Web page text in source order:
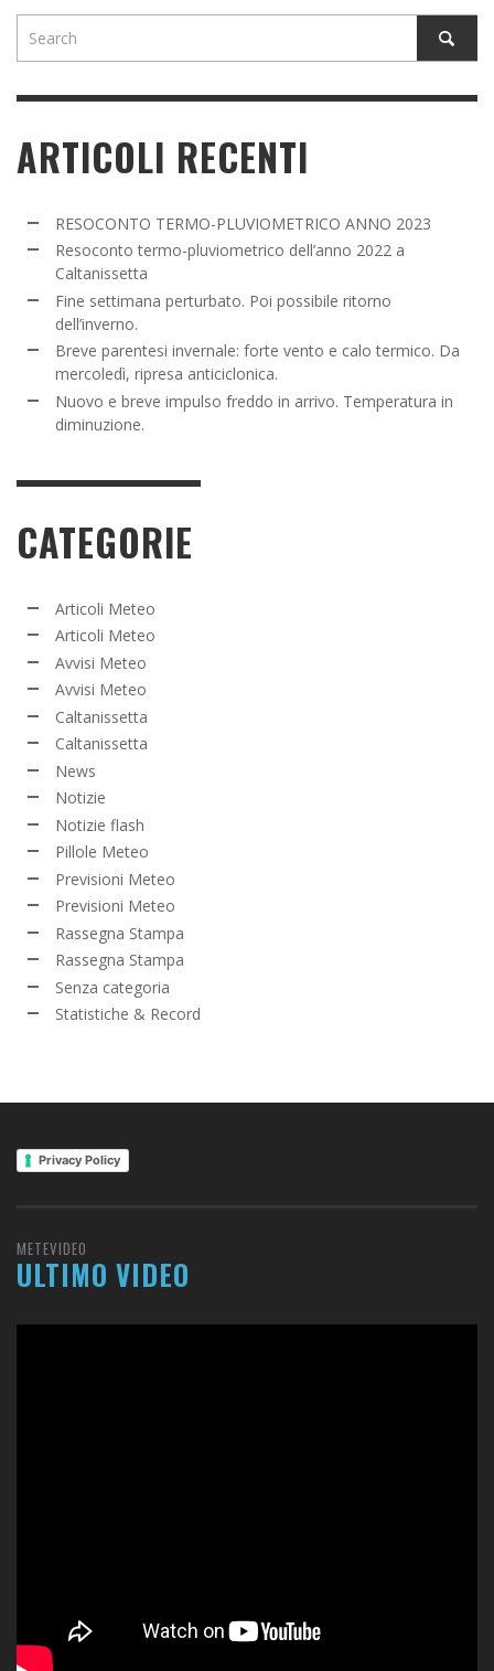
ARTICOLI RECENTI
RESOCONTO TERMO-PLUVIOMETRICO ANNO 2023
Resoconto termo-pluviometrico dell’anno 2022 a
Caltanissetta
Fine settimana perturbato. Poi possibile ritorno
dell’inverno.
Breve parentesi invernale: forte vento e calo termico. Da
mercoledì, ripresa anticiclonica.
Nuovo e breve impulso freddo in arrivo. Temperatura in
diminuzione.
CATEGORIE
Articoli Meteo
Articoli Meteo
Avvisi Meteo
Avvisi Meteo
Caltanissetta
Caltanissetta
News
Notizie
Notizie flash
Pillole Meteo
Previsioni Meteo
Previsioni Meteo
Rassegna Stampa
Rassegna Stampa
Senza categoria
Statistiche & Record
Privacy Policy
METEVIDEO
ULTIMO VIDEO